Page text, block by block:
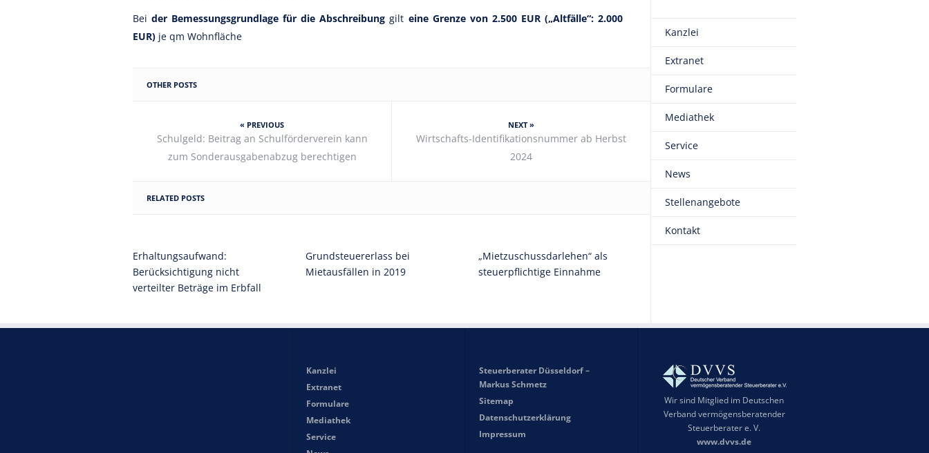
Beider Bemessungsgrundlage für die Abschreibung gilt eine Grenze von 2.500 EUR („Altfälle“: 2.000
EUR) je qm Wohnfläche
OTHER POSTS
« PREVIOUS
Schulgeld: Beitrag an Schulförderverein kann
zum Sonderausgabenabzug berechtigen
NEXT »
Wirtschafts-Identifikationsnummer ab Herbst
2024
RELATED POSTS
Erhaltungsaufwand:
Berücksichtigung nicht
verteilter Beträge im Erbfall
Grundsteuererlass bei
Mietausfällen in 2019
„Mietzuschussdarlehen“ als
steuerpflichtige Einnahme
Kanzlei
Extranet
Formulare
Mediathek
Service
News
Stellenangebote
Kontakt
Kanzlei
Extranet
Formulare
Mediathek
Service
Steuerberater Düsseldorf –
Markus Schmetz
Sitemap
Datenschutzerklärung
Impressum
Wir sind Mitglied im Deutschen
Verband vermögensberatender
Steuerberater e. V.
www.dvvs.de